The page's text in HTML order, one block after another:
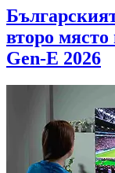
второ
Gen-E 2026